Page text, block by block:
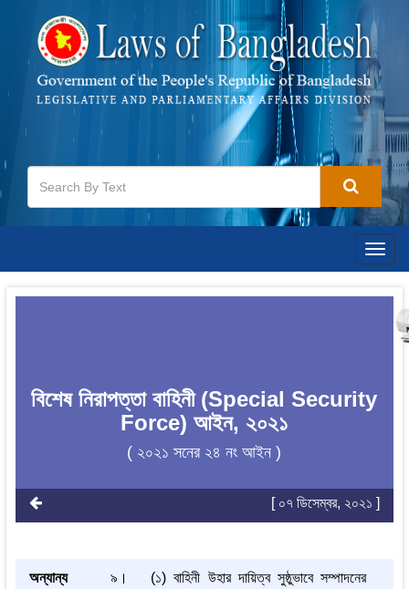
বিশেষ নিরাপত্তা বাহিনী (Special Security
Force) আইন, ২০২১
( ২০২১ সনের ২৪ নং আইন )
[ ০৭ ডিসেম্বর, ২০২১ ]
অন্যান্য
৯। (১) বাহিনী উহার দায়িত্ব সুষ্ঠুভাবে সম্পাদনের